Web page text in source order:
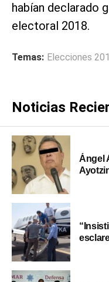
habían declarado
electoral 2018.
Temas: Elecciones
Noticias
Ángel